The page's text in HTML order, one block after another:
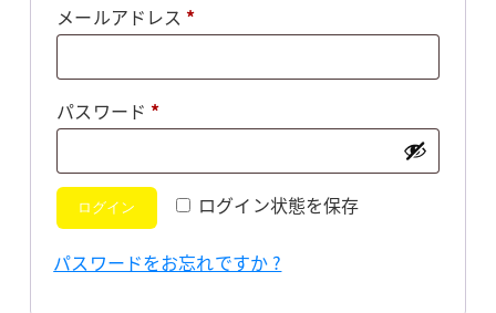
メールアドレス *必
パスワード *必
ログイン状態を保存
ログイン
パスワードをお忘れですか ?